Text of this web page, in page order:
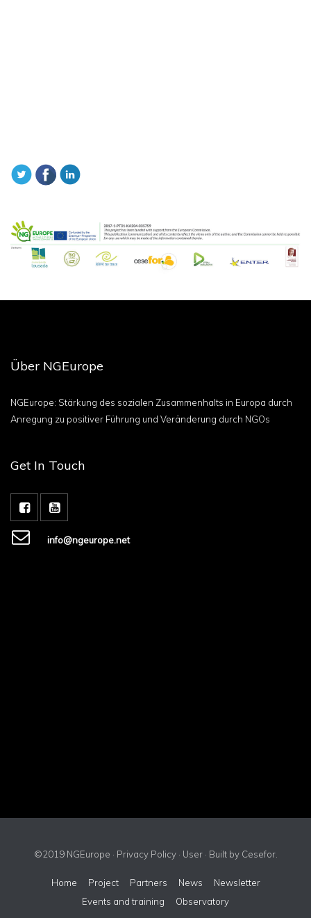
Über NGEurope
NGEurope: Stärkung des sozialen Zusammenhalts in Europa durch
Anregung zu positiver Führung und Veränderung durch NGOs
Get In Touch
info@ngeurope.net
©2019 NGEurope · Privacy Policy· User· Built by Cesefor.
Home Project Partners News
Newsletter
Events and training
Observatory